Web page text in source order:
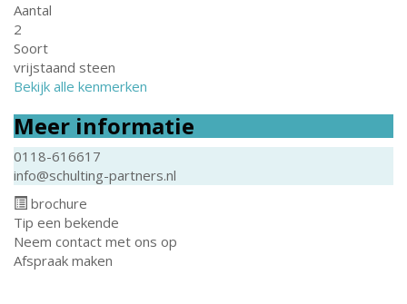
Aantal
2
Soort
vrijstaand steen
Bekijk alle kenmerken
Meer informatie
0118-616617
info@schulting-partners.nl
brochure
Tip een bekende
Neem contact met ons op
Afspraak maken